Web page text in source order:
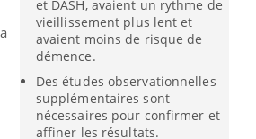
et DASH, avaient un rythme de
vieillissement plus lent et
avaient moins de risque de
démence.
Des études observationnelles
supplémentaires sont
nécessaires pour confirmer et
affiner les résultats.